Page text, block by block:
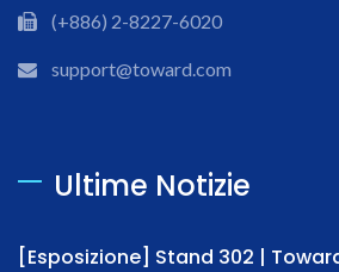
(+886) 2-8227-6020
support@toward.com
Ultime Notizie
[Esposizione] Stand 302 |